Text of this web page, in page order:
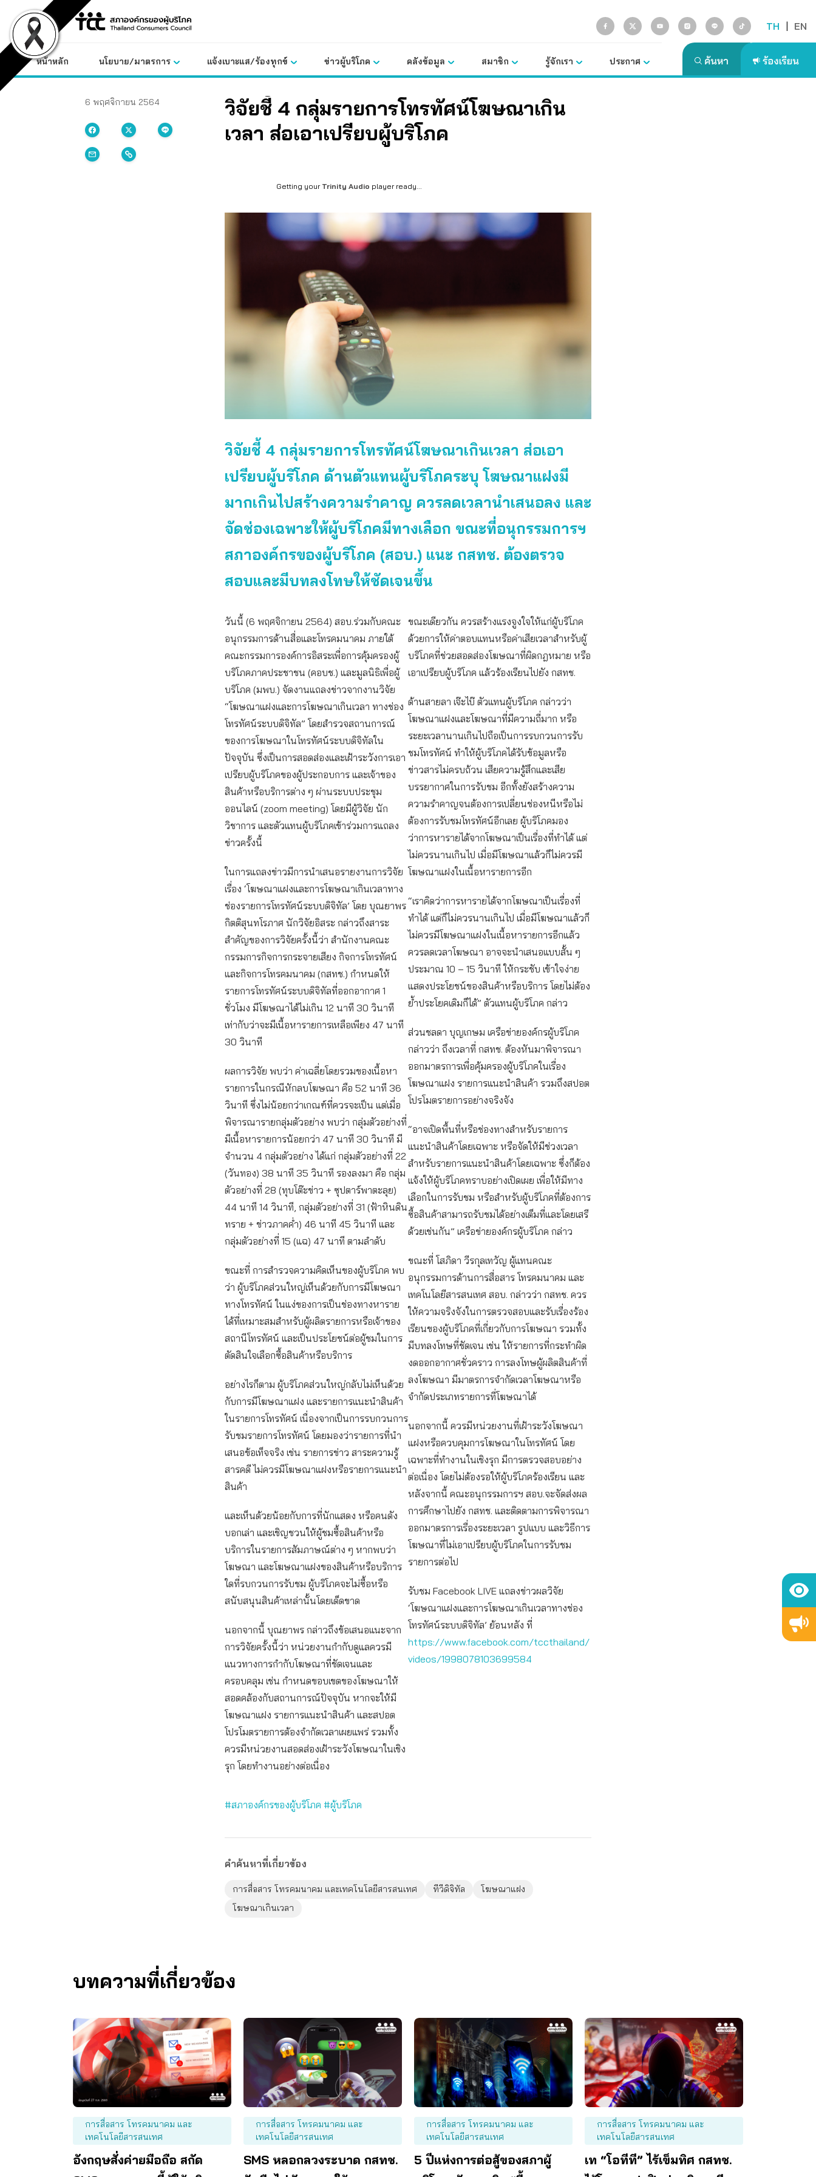
content
TH | EN
หน้าหลัก นโยบาย/มาตรการ แจ้งเบาะแส/ร้องทุกข์ ข่าวผู้บริโภค คลังข้อมูล สมาชิก รู้จักเรา ประกาศ
6 พฤศจิกายน 2564
วิจัยชี้ 4 กลุ่มรายการโทรทัศน์โฆษณาเกิน
เวลา ส่อเอาเปรียบผู้บริโภค
Getting your Trinity Audio player ready...
วิจัยชี้ 4 กลุ่มรายการโทรทัศน์โฆษณาเกินเวลา ส่อเอา
เปรียบผู้บริโภค ด้านตัวแทนผู้บริโภคระบุ โฆษณาแฝงมี
มากเกินไปสร้างความรำคาญ ควรลดเวลานำเสนอลง และ
จัดช่องเฉพาะให้ผู้บริโภคมีทางเลือก ขณะที่อนุกรรมการฯ
สภาองค์กรของผู้บริโภค (สอบ.) แนะ กสทช. ต้องตรวจ
สอบและมีบทลงโทษให้ชัดเจนขึ้น
วันนี้ (6 พฤศจิกายน 2564) สอบ.ร่วมกับคณะ
อนุกรรมการด้านสื่อและโทรคมนาคม ภายใต้
คณะกรรมการองค์การอิสระเพื่อการคุ้มครองผู้
บริโภคภาคประชาชน (คอบช.) และมูลนิธิเพื่อผู้
บริโภค (มพบ.) จัดงานแถลงข่าวจากงานวิจัย
“โฆษณาแฝงและการโฆษณาเกินเวลา ทางช่อง
โทรทัศน์ระบบดิจิทัล” โดยสำรวจสถานการณ์
ของการโฆษณาในโทรทัศน์ระบบดิจิทัลใน
ปัจจุบัน ซึ่งเป็นการสอดส่องและเฝ้าระวังการเอา
เปรียบผู้บริโภคของผู้ประกอบการ และเจ้าของ
สินค้าหรือบริการต่าง ๆ ผ่านระบบประชุม
ออนไลน์ (zoom meeting) โดยมีผู้วิจัย นัก
วิชาการ และตัวแทนผู้บริโภคเข้าร่วมการแถลง
ข่าวครั้งนี้
ในการแถลงข่าวมีการนำเสนอรายงานการวิจัย
เรื่อง ‘โฆษณาแฝงและการโฆษณาเกินเวลาทาง
ช่องรายการโทรทัศน์ระบบดิจิทัล’ โดย บุณยาพร
กิตติสุนทโรภาศ นักวิจัยอิสระ กล่าวถึงสาระ
สำคัญของการวิจัยครั้งนี้ว่า สำนักงานคณะ
กรรมการกิจการกระจายเสียง กิจการโทรทัศน์
และกิจการโทรคมนาคม (กสทช.) กำหนดให้
รายการโทรทัศน์ระบบดิจิทัลที่ออกอากาศ 1
ชั่วโมง มีโฆษณาได้ไม่เกิน 12 นาที 30 วินาที
เท่ากับว่าจะมีเนื้อหารายการเหลือเพียง 47 นาที
30 วินาที
ผลการวิจัย พบว่า ค่าเฉลี่ยโดยรวมของเนื้อหา
รายการในกรณีหักลบโฆษณา คือ 52 นาที 36
วินาที ซึ่งไม่น้อยกว่าเกณฑ์ที่ควรจะเป็น แต่เมื่อ
พิจารณารายกลุ่มตัวอย่าง พบว่า กลุ่มตัวอย่างที่
มีเนื้อหารายการน้อยกว่า 47 นาที 30 วินาที มี
จำนวน 4 กลุ่มตัวอย่าง ได้แก่ กลุ่มตัวอย่างที่ 22
(วันทอง) 38 นาที 35 วินาที รองลงมา คือ กลุ่ม
ตัวอย่างที่ 28 (ทุบโต๊ะข่าว + ซุปตาร์พาตะลุย)
44 นาที 14 วินาที, กลุ่มตัวอย่างที่ 31 (ฟ้าหินดิน
ทราย + ข่าวภาคค่ำ) 46 นาที 45 วินาที และ
กลุ่มตัวอย่างที่ 15 (แฉ) 47 นาที ตามลำดับ
ขณะที่ การสำรวจความคิดเห็นของผู้บริโภค พบ
ว่า ผู้บริโภคส่วนใหญ่เห็นด้วยกับการมีโฆษณา
ทางโทรทัศน์ ในแง่ของการเป็นช่องทางหาราย
ได้ที่เหมาะสมสำหรับผู้ผลิตรายการหรือเจ้าของ
สถานีโทรทัศน์ และเป็นประโยชน์ต่อผู้ชมในการ
ตัดสินใจเลือกซื้อสินค้าหรือบริการ
อย่างไรก็ตาม ผู้บริโภคส่วนใหญ่กลับไม่เห็นด้วย
กับการมีโฆษณาแฝง และรายการแนะนำสินค้า
ในรายการโทรทัศน์ เนื่องจากเป็นการรบกวนการ
รับชมรายการโทรทัศน์ โดยมองว่ารายการที่นำ
เสนอข้อเท็จจริง เช่น รายการข่าว สาระความรู้
สารคดี ไม่ควรมีโฆษณาแฝงหรือรายการแนะนำ
สินค้า
และเห็นด้วยน้อยกับการที่นักแสดง หรือคนดัง
บอกเล่า และเชิญชวนให้ผู้ชมซื้อสินค้าหรือ
บริการในรายการสัมภาษณ์ต่าง ๆ หากพบว่า
โฆษณา และโฆษณาแฝงของสินค้าหรือบริการ
ใดที่รบกวนการรับชม ผู้บริโภคจะไม่ซื้อหรือ
สนับสนุนสินค้าเหล่านั้นโดยเด็ดขาด
นอกจากนี้ บุณยาพร กล่าวถึงข้อเสนอแนะจาก
การวิจัยครั้งนี้ว่า หน่วยงานกำกับดูแลควรมี
แนวทางการกำกับโฆษณาที่ชัดเจนและ
ครอบคลุม เช่น กำหนดขอบเขตของโฆษณาให้
สอดคล้องกับสถานการณ์ปัจจุบัน หากจะให้มี
โฆษณาแฝง รายการแนะนำสินค้า และสปอต
โปรโมตรายการต้องจำกัดเวลาเผยแพร่ รวมทั้ง
ควรมีหน่วยงานสอดส่องเฝ้าระวังโฆษณาในเชิง
รุก โดยทำงานอย่างต่อเนื่อง
ขณะเดียวกัน ควรสร้างแรงจูงใจให้แก่ผู้บริโภค
ด้วยการให้ค่าตอบแทนหรือค่าเสียเวลาสำหรับผู้
บริโภคที่ช่วยสอดส่องโฆษณาที่ผิดกฎหมาย หรือ
เอาเปรียบผู้บริโภค แล้วร้องเรียนไปยัง กสทช.
ด้านสายลา เจ๊ะไบ๊ ตัวแทนผู้บริโภค กล่าวว่า
โฆษณาแฝงและโฆษณาที่มีความถี่มาก หรือ
ระยะเวลานานเกินไปถือเป็นการรบกวนการรับ
ชมโทรทัศน์ ทำให้ผู้บริโภคได้รับข้อมูลหรือ
ข่าวสารไม่ครบถ้วน เสียความรู้สึกและเสีย
บรรยากาศในการรับชม อีกทั้งยังสร้างความ
ความรำคาญจนต้องการเปลี่ยนช่องหนีหรือไม่
ต้องการรับชมโทรทัศน์อีกเลย ผู้บริโภคมอง
ว่าการหารายได้จากโฆษณาเป็นเรื่องที่ทำได้ แต่
ไม่ควรนานเกินไป เมื่อมีโฆษณาแล้วก็ไม่ควรมี
โฆษณาแฝงในเนื้อหารายการอีก
“เราคิดว่าการหารายได้จากโฆษณาเป็นเรื่องที่
ทำได้ แต่ก็ไม่ควรนานเกินไป เมื่อมีโฆษณาแล้วก็
ไม่ควรมีโฆษณาแฝงในเนื้อหารายการอีกแล้ว
ควรลดเวลาโฆษณา อาจจะนำเสนอแบบสั้น ๆ
ประมาณ 10 – 15 วินาที ให้กระชับ เข้าใจง่าย
แสดงประโยชน์ของสินค้าหรือบริการ โดยไม่ต้อง
ย้ำประโยคเดิมก็ได้” ตัวแทนผู้บริโภค กล่าว
ส่วนชลดา บุญเกษม เครือข่ายองค์กรผู้บริโภค
กล่าวว่า ถึงเวลาที่ กสทช. ต้องหันมาพิจารณา
ออกมาตรการเพื่อคุ้มครองผู้บริโภคในเรื่อง
โฆษณาแฝง รายการแนะนำสินค้า รวมถึงสปอต
โปรโมตรายการอย่างจริงจัง
“อาจเปิดพื้นที่หรือช่องทางสำหรับรายการ
แนะนำสินค้าโดยเฉพาะ หรือจัดให้มีช่วงเวลา
สำหรับรายการแนะนำสินค้าโดยเฉพาะ ซึ่งก็ต้อง
แจ้งให้ผู้บริโภคทราบอย่างเปิดเผย เพื่อให้มีทาง
เลือกในการรับชม หรือสำหรับผู้บริโภคที่ต้องการ
ซื้อสินค้าสามารถรับชมได้อย่างเต็มที่และโดยเสรี
ด้วยเช่นกัน” เครือข่ายองค์กรผู้บริโภค กล่าว
ขณะที่ โสภิดา วีรกุลเทวัญ ผู้แทนคณะ
อนุกรรมการด้านการสื่อสาร โทรคมนาคม และ
เทคโนโลยีสารสนเทศ สอบ. กล่าวว่า กสทช. ควร
ให้ความจริงจังในการตรวจสอบและรับเรื่องร้อง
เรียนของผู้บริโภคที่เกี่ยวกับการโฆษณา รวมทั้ง
มีบทลงโทษที่ชัดเจน เช่น ให้รายการที่กระทำผิด
งดออกอากาศชั่วคราว การลงโทษผู้ผลิตสินค้าที่
ลงโฆษณา มีมาตรการจำกัดเวลาโฆษณาหรือ
จำกัดประเภทรายการที่โฆษณาได้
นอกจากนี้ ควรมีหน่วยงานที่เฝ้าระวังโฆษณา
แฝงหรือควบคุมการโฆษณาในโทรทัศน์ โดย
เฉพาะที่ทำงานในเชิงรุก มีการตรวจสอบอย่าง
ต่อเนื่อง โดยไม่ต้องรอให้ผู้บริโภคร้องเรียน และ
หลังจากนี้ คณะอนุกรรมการฯ สอบ.จะจัดส่งผล
การศึกษาไปยัง กสทช. และติดตามการพิจารณา
ออกมาตรการเรื่องระยะเวลา รูปแบบ และวิธีการ
โฆษณาที่ไม่เอาเปรียบผู้บริโภคในการรับชม
รายการต่อไป
รับชม Facebook LIVE แถลงข่าวผลวิจัย
‘โฆษณาแฝงและการโฆษณาเกินเวลาทางช่อง
โทรทัศน์ระบบดิจิทัล’ ย้อนหลัง ที่
https://www.facebook.com/tccthailand/
videos/1998078103699584
#สภาองค์กรของผู้บริโภค #ผู้บริโภค
คำค้นหาที่เกี่ยวข้อง
การสื่อสาร โทรคมนาคม และเทคโนโลยีสารสนเทศ ทีวีดิจิทัล
โฆษณาแฝง
โฆษณาเกินเวลา
บทความที่เกี่ยวข้อง
การสื่อสาร โทรคมนาคม และ
เทคโนโลยีสารสนเทศ
อังกฤษสั่งค่ายมือถือ สกัด
การสื่อสาร โทรคมนาคม และ
เทคโนโลยีสารสนเทศ
SMS หลอกลวงระบาด กสทช.
การสื่อสาร โทรคมนาคม และ
เทคโนโลยีสารสนเทศ
5 ปีแห่งการต่อสู้ของสภาผู้
การสื่อสาร โทรคมนาคม และ
เทคโนโลยีสารสนเทศ
เท “โอทีที” ไร้เข็มทิศ กสทช.